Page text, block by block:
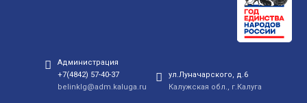
Администрация
+7(4842) 57-40-37
belinklg@adm.kaluga.ru
ул.Луначарского, д.6
Калужская обл., г.Калуга